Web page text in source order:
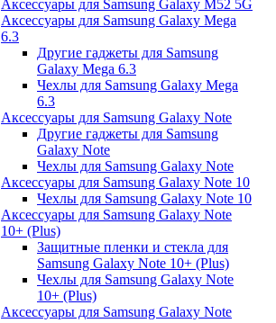
Аксессуары для Samsung Galaxy M52 5G
Аксессуары для Samsung Galaxy Mega
6.3
Другие гаджеты для Samsung
Galaxy Mega 6.3
Чехлы для Samsung Galaxy Mega
6.3
Аксессуары для Samsung Galaxy Note
Другие гаджеты для Samsung
Galaxy Note
Чехлы для Samsung Galaxy Note
Аксессуары для Samsung Galaxy Note 10
Чехлы для Samsung Galaxy Note 10
Аксессуары для Samsung Galaxy Note
10+ (Plus)
Защитные пленки и стекла для
Samsung Galaxy Note 10+ (Plus)
Чехлы для Samsung Galaxy Note
10+ (Plus)
Аксессуары для Samsung Galaxy Note